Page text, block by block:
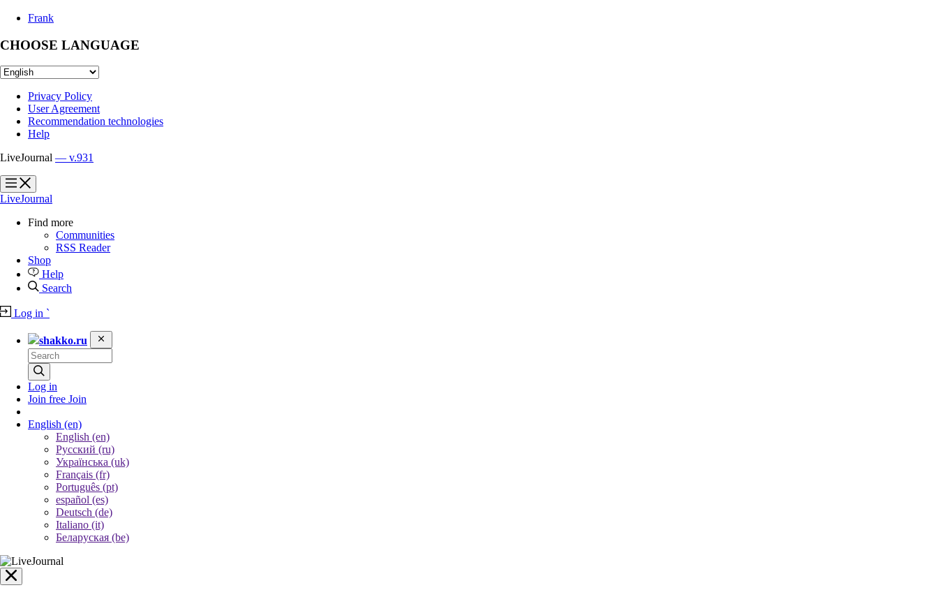
Frank
CHOOSE LANGUAGE
Privacy Policy
User Agreement
Recommendation technologies
Help
LiveJournal — v.931
?
?
LiveJournal
Find more
Communities
RSS Reader
Shop
Help
Search
Log in `
shakko.ru
Log in
Join free Join
English (en)
English (en)
Русский (ru)
Українська (uk)
Français (fr)
Português (pt)
español (es)
Deutsch (de)
Italiano (it)
Беларуская (be)